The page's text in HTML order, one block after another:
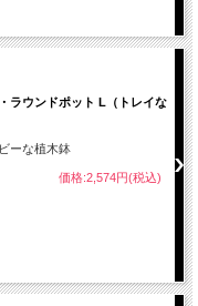
ラウンドポット L（トレイな
ーな植木鉢
価格:2,574円(税込)